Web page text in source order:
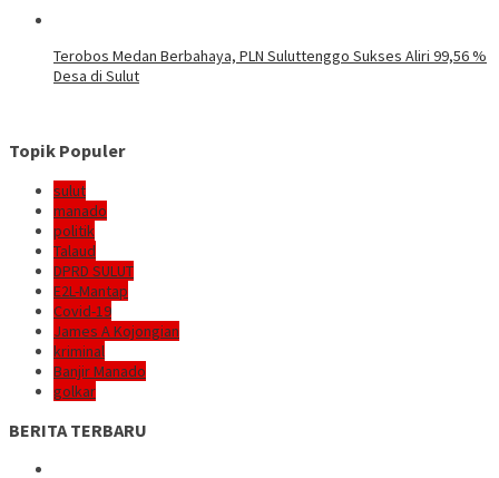
Terobos Medan Berbahaya, PLN Suluttenggo Sukses Aliri 99,56 %
Desa di Sulut
Topik Populer
sulut
manado
politik
Talaud
DPRD SULUT
E2L-Mantap
Covid-19
James A Kojongian
kriminal
Banjir Manado
golkar
BERITA TERBARU